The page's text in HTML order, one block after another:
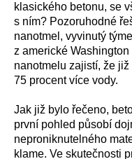
klasického betonu, se
s ním? Pozoruhodné
nanotmel, vyvinutý
z americké
nanotmelu zajistí, že
75 procent více vody.
Jak již bylo řečeno,
první pohled působí
neproniknutelného
klame. Ve skutečnosti